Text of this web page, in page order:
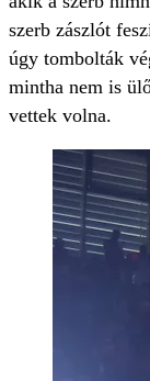
szerb zászlót
úgy tombolták
mintha nem is
vettek volna.